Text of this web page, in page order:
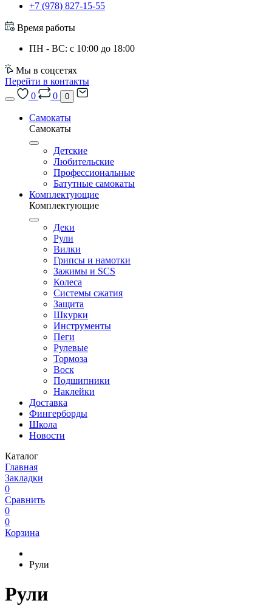
+7 (978) 827-15-55
Время работы
ПН - ВС: с 10:00 до 18:00
Мы в соцсетях
Перейти в контакты
0
0 0
Самокаты
Самокаты
Детские
Любительские
Профессиональные
Батутные самокаты
Комплектующие
Комплектующие
Деки
Рули
Вилки
Грипсы и намотки
Зажимы и SCS
Колеса
Системы сжатия
Защита
Шкурки
Инструменты
Пеги
Рулевые
Тормоза
Воск
Подшипники
Наклейки
Доставка
Фингерборды
Школа
Новости
Каталог
Главная
Закладки
0
Сравнить
0
0
Корзина
Рули
Рули